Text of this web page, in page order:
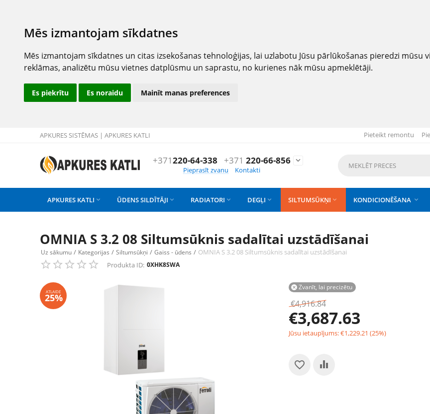
Mēs izmantojam sīkdatnes
Mēs izmantojam sīkdatnes un citas izsekošanas tehnoloģijas, lai uzlabotu Jūsu pārlūkošanas pieredzi
reklāmas, analizētu mūsu vietnes datplūsmu un saprastu, no kurienes nāk mūsu apmeklētāji.
Es piekrītu Es noraidu Mainīt manas preferences
APKURES SISTĒMAS | APKURES KATLI Pieteikt remontu
+371220-64-338 +371 220-66-856

Pieprasīt zvanu
Kontakti
APKURES KATLI  ŪDENS SILDĪTĀJI  RADIATORI  DEGĻI  SILTUMSŪKŅI  KONDICIONĒŠANA 
OMNIA S 3.2 08 Siltumsūknis sadalītai uzstādīšanai
Uz sākumu / Kategorijas / Siltumsūkņi / Gaiss - ūdens / OMNIA S 3.2 08 Siltumsūknis sadalītai uzstādīšanai
Produkta ID: 0XHK8SWA
ATLAIDE
25%
Zvanīt, lai precizētu

€4,916.84
€3,687.63
Jūsu ietaupījums:€1,229.21 (25%)